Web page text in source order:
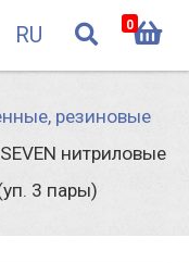
RU 0
резиновые
нитриловые
3 пары)